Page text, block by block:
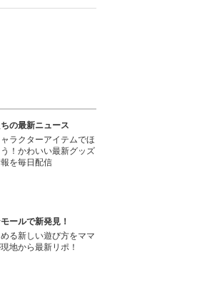
の最新ニュース
ラクターアイテムでほ
！かわいい最新グッズ
を毎日配信
ールで新発見！
る新しい遊び方をママ
地から最新リポ！